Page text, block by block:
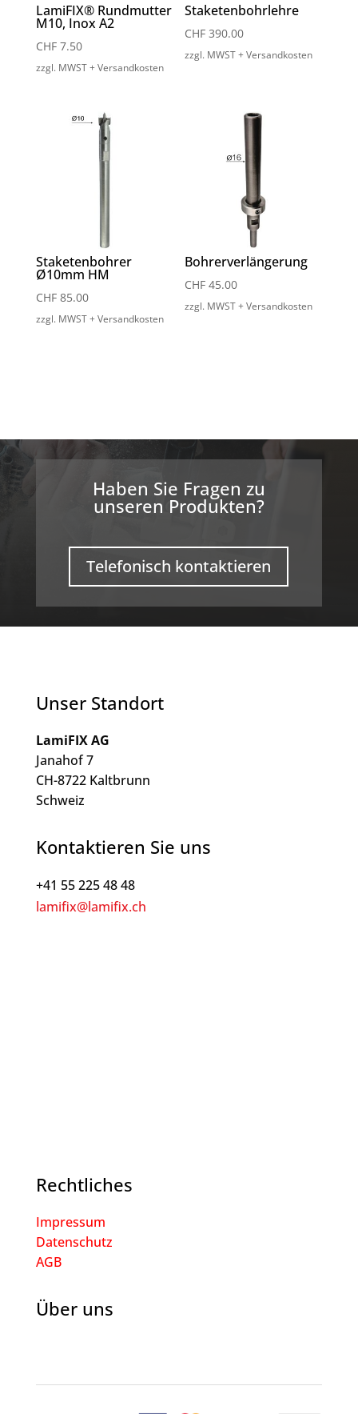
LamiFIX® Rundmutter
M10, Inox A2
CHF7.50
zzgl. MWST + Versandkosten
Staketenbohrlehre
CHF 390.00
zzgl. MWST + Versandkosten
Staketenbohrer
Ø10mm HM
CHF85.00
zzgl. MWST + Versandkosten
Bohrerverlängerung
CHF 45.00
zzgl. MWST + Versandkosten
Haben Sie Fragen zu
unseren Produkten?
Telefonisch kontaktieren
Unser Standort
LamiFIX AG
Janahof 7
CH-8722 Kaltbrunn
Schweiz
Kontaktieren Sie uns
+41 55 225 48 48
lamifix@lamifix.ch
Rechtliches
Impressum
Datenschutz
AGB
Über uns